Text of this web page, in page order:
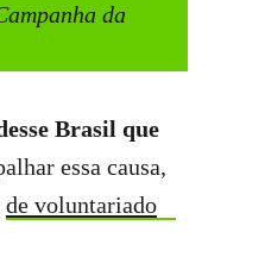
da
Brasil que
essa causa,
de voluntariado